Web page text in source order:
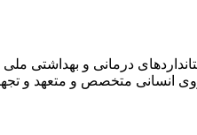
مطابق با بالاترین سطح استانداردهای
انسانی متخصص و متعهد و